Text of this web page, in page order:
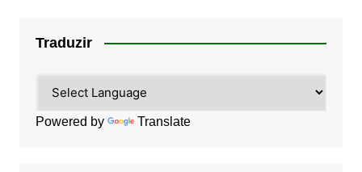
Traduzir
Powered by Translate